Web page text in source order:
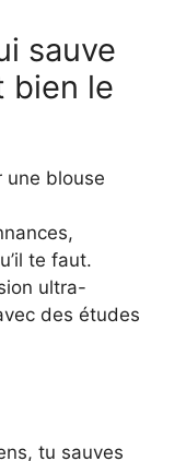
sauve
bien le
une blouse
te faut.
ultra-
des études
tu sauves